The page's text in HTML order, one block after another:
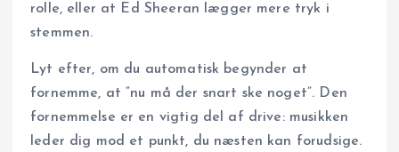
rolle, eller at Ed Sheeran lægger mere tryk i
stemmen.
Lyt efter, om du automatisk begynder at
fornemme, at “nu må der snart ske noget”. Den
fornemmelse er en vigtig del af drive: musikken
leder dig mod et punkt, du næsten kan forudsige.